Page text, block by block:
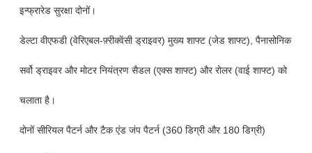
इन्फ्रारेड सुरक्षा दोनों।
डेल्टा वीएफडी (वेरिएबल-फ़्रीक्वेंसी ड्राइवर) मुख्य शाफ्ट (जेड शाफ्ट), पैनासोनिक
सर्वो ड्राइवर और मोटर नियंत्रण सैडल (एक्स शाफ्ट) और रोलर (वाई शाफ्ट) को
चलाता है।
दोनों सीरियल पैटर्न और टैक एंड जंप पैटर्न (360 डिग्री और 180 डिग्री)